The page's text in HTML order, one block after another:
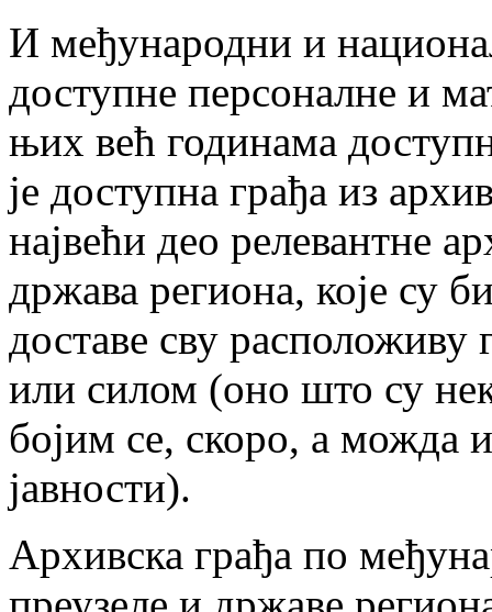
И међународни и
доступне персоналне и
њих већ годинама
је доступна грађа из
највећи део релевантне
држава региона, које су
доставе сву
или силом (оно што су
бојим се, скоро, а можда
јавности).
Архивска грађа по